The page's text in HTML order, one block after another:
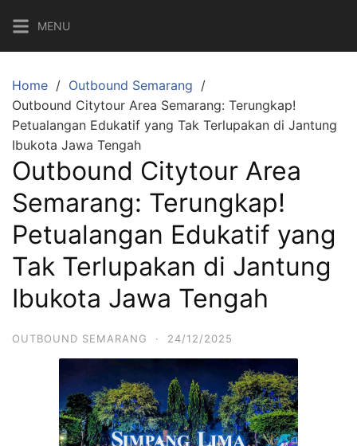
content
MENU
Home
Outbound Semarang
Outbound Citytour Area Semarang: Terungkap!
Petualangan Edukatif yang Tak Terlupakan di Jantung
Ibukota Jawa Tengah
Outbound Citytour Area
Semarang: Terungkap!
Petualangan Edukatif yang
Tak Terlupakan di Jantung
Ibukota Jawa Tengah
OUTBOUND SEMARANG · 24/12/2025